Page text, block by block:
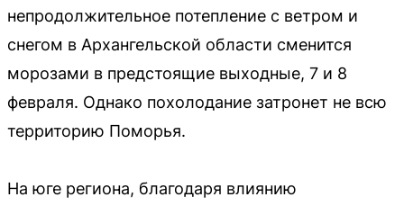
непродолжительное потепление с ветром и
снегом в Архангельской области сменится
морозами в предстоящие выходные, 7 и 8
февраля. Однако похолодание затронет не всю
территорию Поморья.
На юге региона, благодаря влиянию